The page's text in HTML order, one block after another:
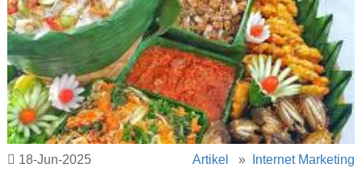
18-Jun-2025 Artikel » Internet Marketing